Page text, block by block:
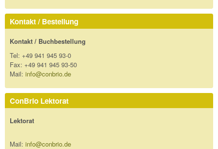
Kontakt / Bestellung
Kontakt / Buchbestellung
Tel: +49 941 945 93-0
Fax: +49 941 945 93-50
Mail: info@conbrio.de
ConBrio Lektorat
Lektorat
Mail: info@conbrio.de